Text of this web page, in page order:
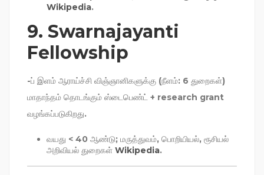
Wikipedia.
9. Swarnajayanti
Fellowship
-ப் இளம் ஆராய்ச்சி விஞ்ஞானிகளுக்கு (நீளம்: 6 துறைகள்)
மாதாந்தம் தொடங்கும் ஸ்டைபெண்ட் + research grant
வழங்கப்படுகிறது.
வயது < 40 ஆண்டு; மருத்துவம், பொறியியல், ரூசியல்
அறிவியல் துறைகள் Wikipedia.